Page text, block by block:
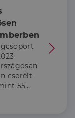
cserélt
55
teszik
nem
Lejárat Leírás